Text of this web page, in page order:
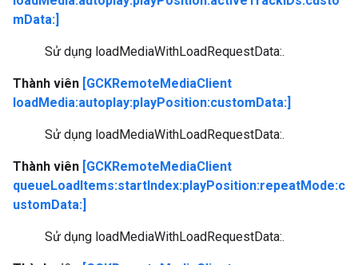
mData:]
Sử dụng loadMediaWithLoadRequestData:.
Thành viên [GCKRemoteMediaClient
loadMedia:autoplay:playPosition:customData:]
Sử dụng loadMediaWithLoadRequestData:.
Thành viên [GCKRemoteMediaClient
queueLoadItems:startIndex:playPosition:repeatMode:c
ustomData:]
Sử dụng loadMediaWithLoadRequestData:.